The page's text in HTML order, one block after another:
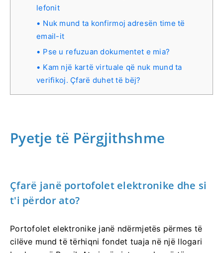
lefonit
Nuk mund ta konfirmoj adresën time të
email-it
Pse u refuzuan dokumentet e mia?
Kam një kartë virtuale që nuk mund ta
verifikoj. Çfarë duhet të bëj?
Pyetje të Përgjithshme
Çfarë janë portofolet elektronike dhe si
t'i përdor ato?
Portofolet elektronike janë ndërmjetës përmes të
cilëve mund të tërhiqni fondet tuaja në një llogari